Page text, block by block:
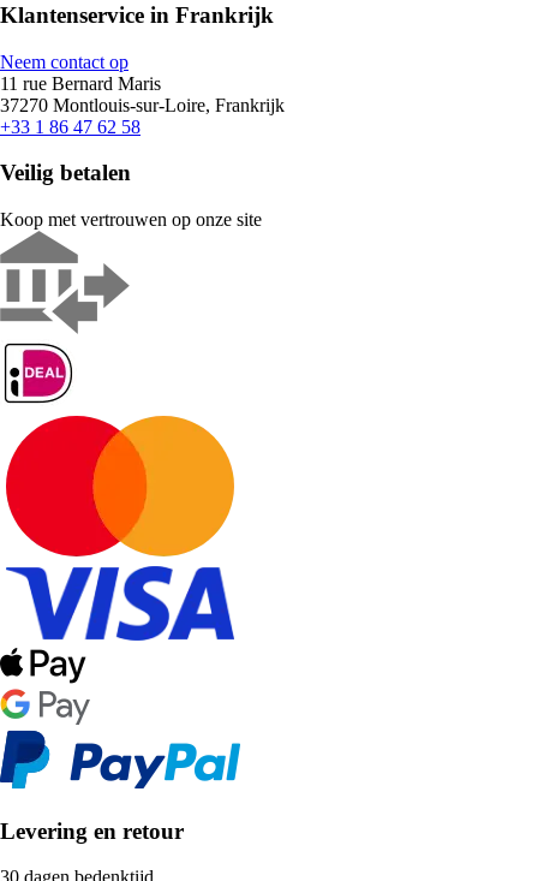
Klantenservice in Frankrijk
Neem contact op
11 rue Bernard Maris
37270 Montlouis-sur-Loire, Frankrijk
+33 1 86 47 62 58
Veilig betalen
Koop met vertrouwen op onze site
Levering en retour